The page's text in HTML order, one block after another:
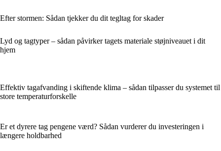
Efter stormen: Sådan tjekker du dit tegltag for skader
Lyd og tagtyper – sådan påvirker tagets materiale støjniveauet i dit
hjem
Effektiv tagafvanding i skiftende klima – sådan tilpasser du systemet til
store temperaturforskelle
Er et dyrere tag pengene værd? Sådan vurderer du investeringen i
længere holdbarhed